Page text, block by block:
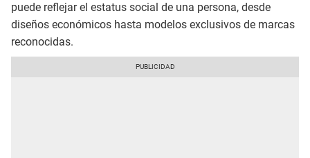
puede reflejar el estatus social de una persona, desde
diseños económicos hasta modelos exclusivos de marcas
reconocidas.